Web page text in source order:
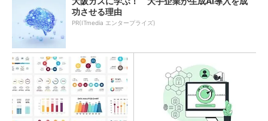
功させる理由
PR(ITmedia エンタープライズ)